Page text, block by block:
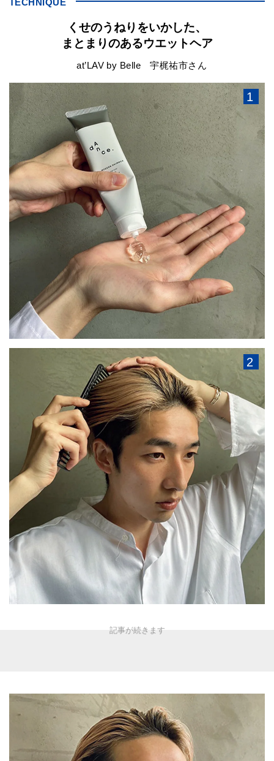
くせのうねりをいかした、
まとまりのあるウエットヘア
at’LAV by Belle 宇梶祐市さん